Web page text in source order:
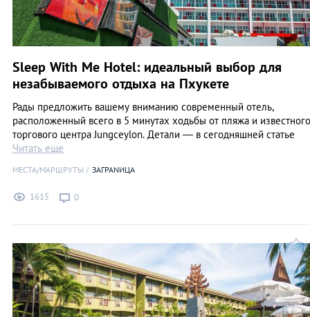
Sleep With Me Hotel: идеальный выбор для
незабываемого отдыха на Пхукете
Рады предложить вашему вниманию современный отель,
расположенный всего в 5 минутах ходьбы от пляжа и известного
торгового центра Jungceylon. Детали — в сегодняшней статье
Читать еще
МЕСТА/МАРШРУТЫ ЗАГРАNИЦА
1615 0